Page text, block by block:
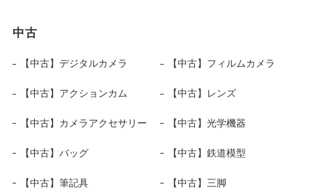
中古
【中古】デジタルカメラ 【中古】フィルムカメラ
【中古】アクションカム 【中古】レンズ
【中古】カメラアクセサリー 【中古】光学機器
【中古】バッグ 【中古】鉄道模型
【中古】筆記具 【中古】三脚